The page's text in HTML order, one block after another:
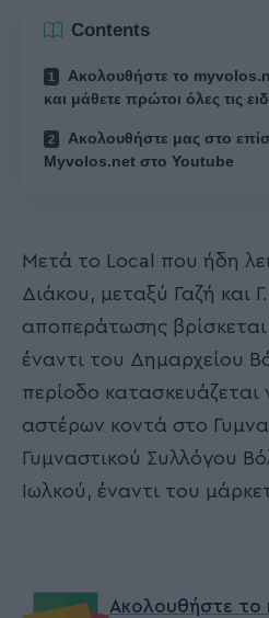
Contents
Ακολουθήστε το
και μάθετε πρώτοι όλες τις
Ακολουθήστε μας στο
Myvolos.net στο Youtube
Μετά το Local που ήδη
Διάκου, μεταξύ Γαζή και
αποπεράτωσης βρίσκεται
έναντι του Δημαρχείου
περίοδο κατασκευάζεται
αστέρων κοντά στο
Γυμναστικού Συλλόγου
Ιωλκού, έναντι του
Ακολουθήστε το